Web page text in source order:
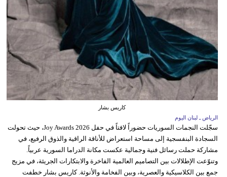
كاريس بشار
الرياض ـ لبنان اليوم
سجّلت النجمات السوريات حضوراً لافتاً في حفل Joy Awards 2026، حيث تحولت
السجادة البنفسجية إلى مساحة استعراض للأناقة الراقية والذوق الرفيع، في
مشاركة حملت رسائل فنية وجمالية عكست مكانة الدراما السورية عربياً.
وتنوّعت الإطلالات بين التصاميم العالمية الفاخرة والابتكارات الجريئة، في مزيج
جمع بين الكلاسيكية والعصرية، وبين الفخامة والأنوثة. كاريس بشار خطفت